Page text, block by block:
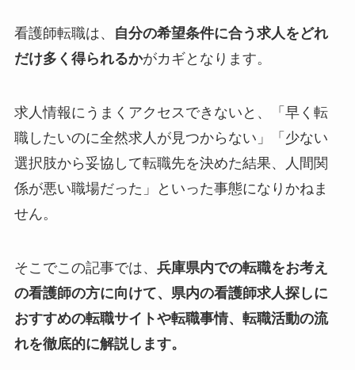
看護師転職は、
自分の希望条件に合う求人をどれ
だけ多く得られるかがカギとなります。
求人情報にうまくアクセスできないと、「早く転
職したいのに全然求人が見つからない」「少ない
選択肢から妥協して転職先を決めた結果、人間関
係が悪い職場だった」といった事態になりかねま
せん。
そこでこの記事では、 兵庫県内での転職をお考え
の看護師の方に向けて、県内の看護師求人探しに
おすすめの転職サイトや転職事情、転職活動の流
れを徹底的に解説します。